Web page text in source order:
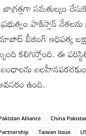
సమతుల్యం
పాకిస్తాన్‌ నేతలను
బీజింగ్‌ ఆధిపత్య
కలిగిస్తోంది. ఈ
ఉంది.
Alliance
China
Taiwan Issue